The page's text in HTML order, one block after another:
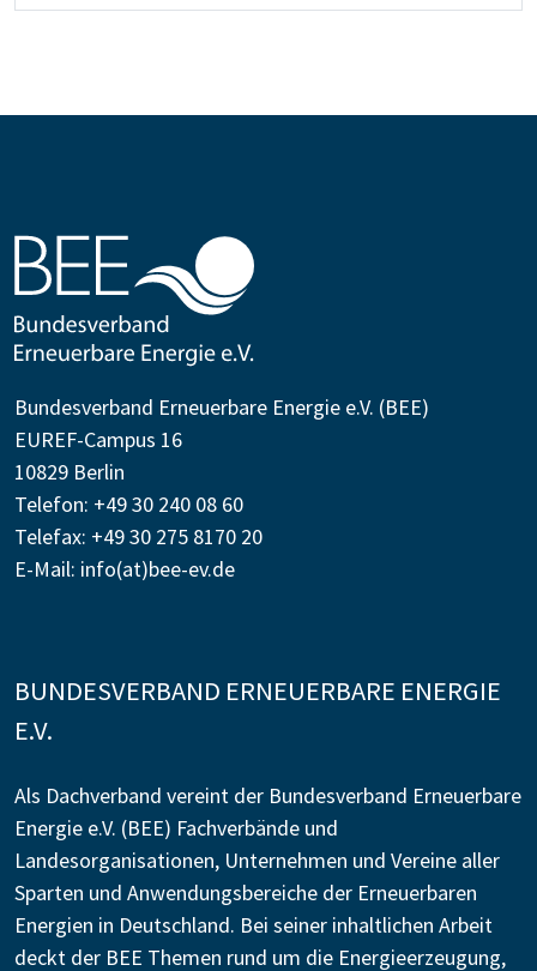
Bundesverband Erneuerbare Energie e.V. (BEE)
EUREF-Campus 16
10829 Berlin
Telefon: +49 30 240 08 60
Telefax: +49 30 275 8170 20
E-Mail: info(at)bee-ev.de
BUNDESVERBAND ERNEUERBARE ENERGIE
E.V.
Als Dachverband vereint der Bundesverband Erneuerbare
Energie e.V. (BEE) Fachverbände und
Landesorganisationen, Unternehmen und Vereine aller
Sparten und Anwendungsbereiche der Erneuerbaren
Energien in Deutschland. Bei seiner inhaltlichen Arbeit
deckt der BEE Themen rund um die Energieerzeugung,